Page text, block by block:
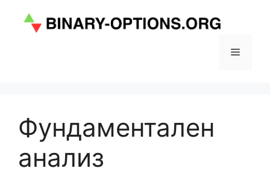
съдържанието
Меню
Фундаментален
анализ